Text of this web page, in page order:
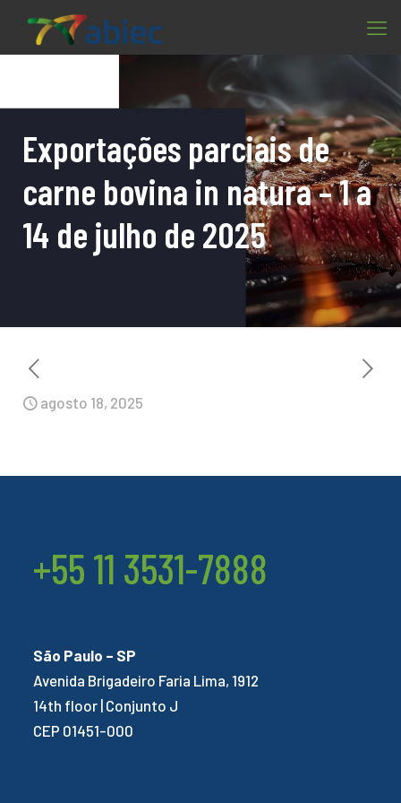
Exportações parciais de
carne bovina in natura – 1 a
14 de julho de 2025
agosto 18, 2025
+55 11 3531-7888
São Paulo – SP
Avenida Brigadeiro Faria Lima, 1912
14th floor | Conjunto J
CEP 01451-000